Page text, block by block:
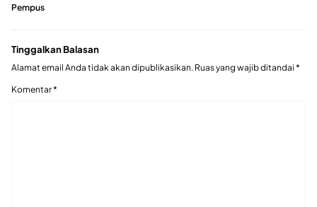
Pempus
Tinggalkan Balasan
Alamat email Anda tidak akan dipublikasikan. Ruas yang wajib ditandai *
Komentar*